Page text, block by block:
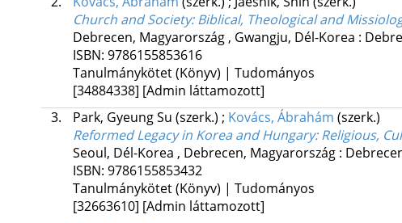
Church and Society: Biblical, Theological and
Debrecen, Magyarország , Gwangju, Dél-Korea :
ISBN: 9786155853616
Tanulmánykötet (Könyv) | Tudományos
[34884338] [Admin láttamozott]
3.
Park, Gyeung Su (szerk.) ; Kovács, Ábrahám (szerk.)
Reformed Legacy in Korea and Hungary: Religious,
Seoul, Dél-Korea , Debrecen, Magyarország :
ISBN: 9786155853432
Tanulmánykötet (Könyv) | Tudományos
[32663610] [Admin láttamozott]